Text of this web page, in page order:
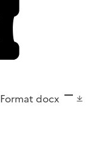
Format docx